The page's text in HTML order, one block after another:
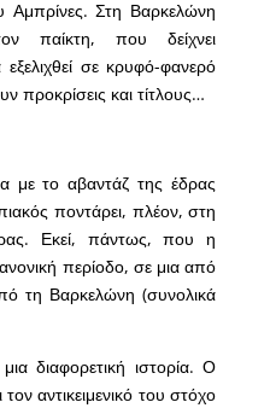
Στη Βαρκελώνη
παίκτη, που δείχνει
εξελιχθεί σε κρυφό-φανερό
προκρίσεις και τίτλους…
με το αβαντάζ της έδρας
ποντάρει, πλέον, στη
Εκεί, πάντως, που η
περίοδο, σε μια από
τη Βαρκελώνη (συνολικά
διαφορετική ιστορία. Ο
αντικειμενικό του στόχο